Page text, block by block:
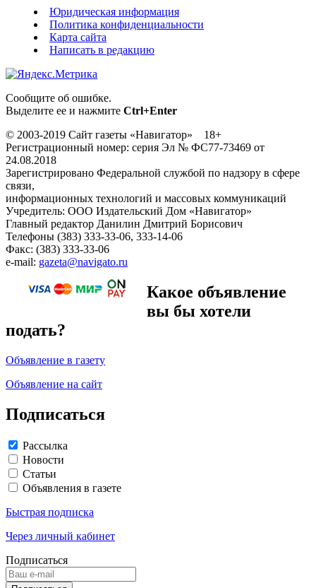
Юридическая информация
Политика конфиденциальности
Карта сайта
Написать в редакцию
Сообщите об ошибке.
Выделите ее и нажмите Ctrl+Enter
© 2003-2019 Сайт газеты «Навигатор» 18+
Регистрационный номер: серия Эл № ФС77-73469 от
24.08.2018
Зарегистрировано Федеральной службой по надзору в сфере
связи,
информационных технологий и массовых коммуникаций
Учредитель: ООО Издательский Дом «Навигатор»
Главный редактор Данилин Дмитрий Борисович
Телефоны (383) 333-33-06, 333-14-06
Факс: (383) 333-33-06
e-mail: gazeta@navigato.ru
Какое объявление
вы бы хотели
подать?
Объявление в газету
Объявление на сайт
Подписаться
Рассылка
Новости
Статьи
Объявления в газете
Быстрая подписка
Через личный кабинет
Подписаться